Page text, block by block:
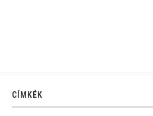
CÍMKÉK